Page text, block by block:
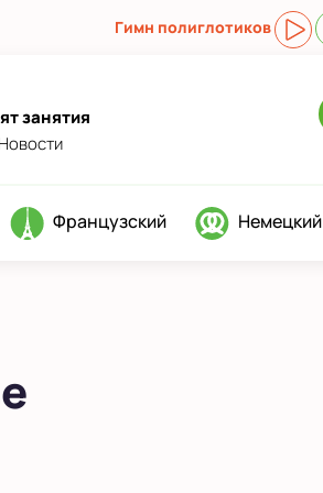
Гимн полиглотиков
занятия
Новости
Французский Немецкий